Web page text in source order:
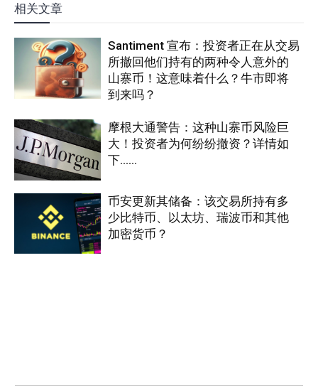
相关文章
Santiment 宣布：投资者正在从交易
所撤回他们持有的两种令人意外的
山寨币！这意味着什么？牛市即将
到来吗？
摩根大通警告：这种山寨币风险巨
大！投资者为何纷纷撤资？详情如
下……
币安更新其储备：该交易所持有多
少比特币、以太坊、瑞波币和其他
加密货币？